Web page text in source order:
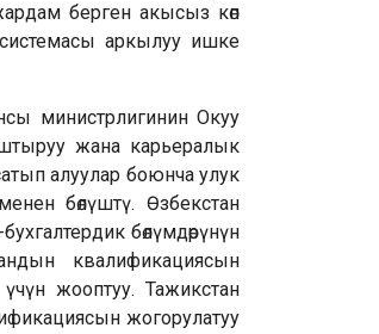
берген акысыз көп
аркылуу ишке
министрлигинин Окуу
жана карьералык
алуулар боюнча улук
бөлүштү. Өзбекстан
бөлүмдөрүнүн
квалификациясын
жооптуу. Тажикстан
жогорулатуу